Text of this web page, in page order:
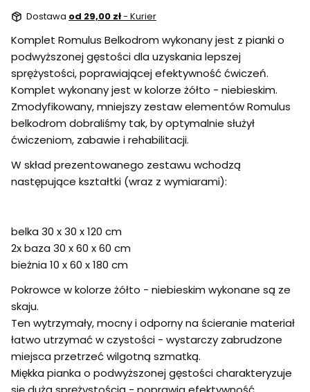
Dostawa od 29,00 zł- Kurier
Komplet Romulus Belkodrom wykonany jest z pianki o
podwyższonej gęstości dla uzyskania lepszej
sprężystości, poprawiającej efektywność ćwiczeń.
Komplet wykonany jest w kolorze żółto - niebieskim.
Zmodyfikowany, mniejszy zestaw elementów Romulus
belkodrom dobraliśmy tak, by optymalnie służył
ćwiczeniom, zabawie i rehabilitacji.
W skład prezentowanego zestawu wchodzą
następujące kształtki (wraz z wymiarami):
belka 30 x 30 x 120 cm
2x baza 30 x 60 x 60 cm
bieżnia 10 x 60 x 180 cm
Pokrowce w kolorze żółto - niebieskim wykonane są ze
skaju.
Ten wytrzymały, mocny i odporny na ścieranie materiał
łatwo utrzymać w czystości - wystarczy zabrudzone
miejsca przetrzeć wilgotną szmatką.
Miękka pianka o podwyższonej gęstości charakteryzuje